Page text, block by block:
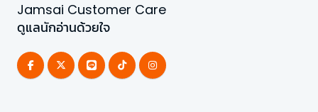
Jamsai Customer Care
ดูแลนักอ่านด้วยใจ